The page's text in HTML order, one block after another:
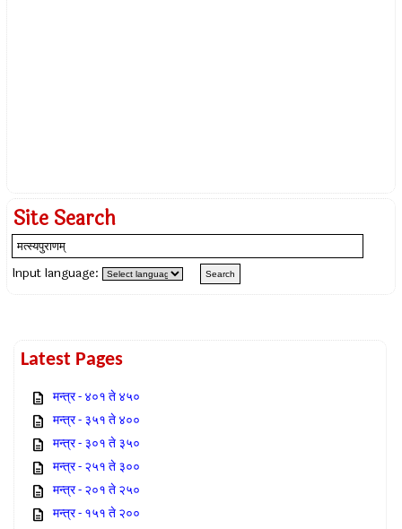
Site Search
Input language:
Latest Pages
मन्त्र - ४०१ ते ४५०
मन्त्र - ३५१ ते ४००
मन्त्र - ३०१ ते ३५०
मन्त्र - २५१ ते ३००
मन्त्र - २०१ ते २५०
मन्त्र - १५१ ते २००